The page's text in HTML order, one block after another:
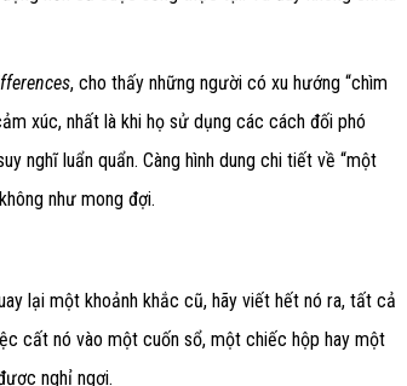
, cho thấy những người có xu hướng “chìm
xúc, nhất là khi họ sử dụng các cách đối phó
nghĩ luẩn quẩn. Càng hình dung chi tiết về “một
như mong đợi.
lại một khoảnh khắc cũ, hãy viết hết nó ra, tất cả
cất nó vào một cuốn sổ, một chiếc hộp hay một
nghỉ ngơi.